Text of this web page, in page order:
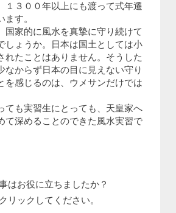
１３００年以上にも渡って式年遷
す。
家的に風水を真摯に守り続けて
しょうか。日本は国土としては小
れたことはありません。そうした
なからず日本の目に見えない守り
を感じるのは、ウメサンだけでは
も実習生にとっても、天皇家へ
て深めることのできた風水実習で
はお役に立ちましたか？
リックしてください。